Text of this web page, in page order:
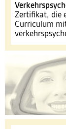
Zertifikat, die
Curriculum